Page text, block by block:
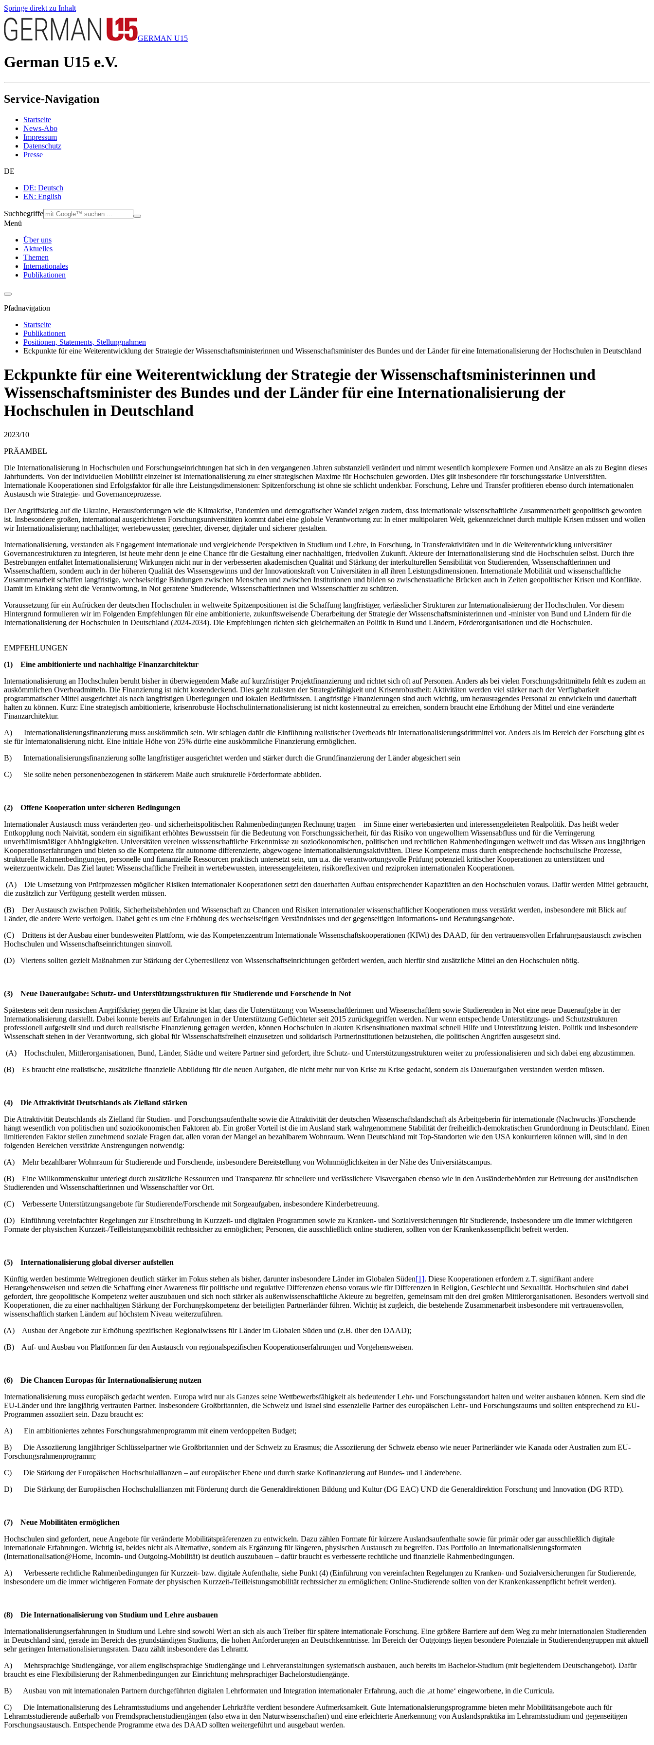
Springe direkt zu Inhalt
GERMAN U15
German U15 e.V.
Service-Navigation
Startseite
News-Abo
Impressum
Datenschutz
Presse
DE
DE: Deutsch
EN: English
Suchbegriffe
Menü
Über uns
Aktuelles
Themen
Internationales
Publikationen
Pfadnavigation
Startseite
Publikationen
Positionen, Statements, Stellungnahmen
Eckpunkte für eine Weiterentwicklung der Strategie der Wissenschaftsministerinnen und Wissenschaftsminister des Bundes und der Länder für eine Internationalisierung der Hochschulen in Deutschland
Eckpunkte für eine Weiterentwicklung der Strategie der Wissenschaftsministerinnen und
Wissenschaftsminister des Bundes und der Länder für eine Internationalisierung der
Hochschulen in Deutschland
2023/10
PRÄAMBEL
Die Internationalisierung in Hochschulen und Forschungseinrichtungen hat sich in den vergangenen Jahren substanziell verändert und nimmt wesentlich komplexere Formen und Ansätze an als zu Beginn dieses
Jahrhunderts. Von der individuellen Mobilität einzelner ist Internationalisierung zu einer strategischen Maxime für Hochschulen geworden. Dies gilt insbesondere für forschungsstarke Universitäten.
Internationale Kooperationen sind Erfolgsfaktor für alle ihre Leistungsdimensionen: Spitzenforschung ist ohne sie schlicht undenkbar. Forschung, Lehre und Transfer profitieren ebenso durch internationalen
Austausch wie Strategie- und Governanceprozesse.
Der Angriffskrieg auf die Ukraine, Herausforderungen wie die Klimakrise, Pandemien und demografischer Wandel zeigen zudem, dass internationale wissenschaftliche Zusammenarbeit geopolitisch geworden
ist. Insbesondere großen, international ausgerichteten Forschungsuniversitäten kommt dabei eine globale Verantwortung zu: In einer multipolaren Welt, gekennzeichnet durch multiple Krisen müssen und wollen
wir Internationalisierung nachhaltiger, wertebewusster, gerechter, diverser, digitaler und sicherer gestalten.
Internationalisierung, verstanden als Engagement internationale und vergleichende Perspektiven in Studium und Lehre, in Forschung, in Transferaktivitäten und in die Weiterentwicklung universitärer
Governancestrukturen zu integrieren, ist heute mehr denn je eine Chance für die Gestaltung einer nachhaltigen, friedvollen Zukunft. Akteure der Internationalisierung sind die Hochschulen selbst. Durch ihre
Bestrebungen entfaltet Internationalisierung Wirkungen nicht nur in der verbesserten akademischen Qualität und Stärkung der interkulturellen Sensibilität von Studierenden, Wissenschaftlerinnen und
Wissenschaftlern, sondern auch in der höheren Qualität des Wissensgewinns und der Innovationskraft von Universitäten in all ihren Leistungsdimensionen. Internationale Mobilität und wissenschaftliche
Zusammenarbeit schaffen langfristige, wechselseitige Bindungen zwischen Menschen und zwischen Institutionen und bilden so zwischenstaatliche Brücken auch in Zeiten geopolitischer Krisen und Konflikte.
Damit im Einklang steht die Verantwortung, in Not geratene Studierende, Wissenschaftlerinnen und Wissenschaftler zu schützen.
Voraussetzung für ein Aufrücken der deutschen Hochschulen in weltweite Spitzenpositionen ist die Schaffung langfristiger, verlässlicher Strukturen zur Internationalisierung der Hochschulen. Vor diesem
Hintergrund formulieren wir im Folgenden Empfehlungen für eine ambitionierte, zukunftsweisende Überarbeitung der Strategie der Wissenschaftsministerinnen und -minister von Bund und Ländern für die
Internationalisierung der Hochschulen in Deutschland (2024-2034). Die Empfehlungen richten sich gleichermaßen an Politik in Bund und Ländern, Förderorganisationen und die Hochschulen.
EMPFEHLUNGEN
(1) Eine ambitionierte und nachhaltige Finanzarchitektur
Internationalisierung an Hochschulen beruht bisher in überwiegendem Maße auf kurzfristiger Projektfinanzierung und richtet sich oft auf Personen. Anders als bei vielen Forschungsdrittmitteln fehlt es zudem an
auskömmlichen Overheadmitteln. Die Finanzierung ist nicht kostendeckend. Dies geht zulasten der Strategiefähigkeit und Krisenrobustheit: Aktivitäten werden viel stärker nach der Verfügbarkeit
programmatischer Mittel ausgerichtet als nach langfristigen Überlegungen und lokalen Bedürfnissen. Langfristige Finanzierungen sind auch wichtig, um herausragendes Personal zu entwickeln und dauerhaft
halten zu können. Kurz: Eine strategisch ambitionierte, krisenrobuste Hochschulinternationalisierung ist nicht kostenneutral zu erreichen, sondern braucht eine Erhöhung der Mittel und eine veränderte
Finanzarchitektur.
A) Internationalisierungsfinanzierung muss auskömmlich sein. Wir schlagen dafür die Einführung realistischer Overheads für Internationalisierungsdrittmittel vor. Anders als im Bereich der Forschung gibt es
sie für Internatonalisierung nicht. Eine initiale Höhe von 25% dürfte eine auskömmliche Finanzierung ermöglichen.
B) Internationalisierungsfinanzierung sollte langfristiger ausgerichtet werden und stärker durch die Grundfinanzierung der Länder abgesichert sein
C) Sie sollte neben personenbezogenen in stärkerem Maße auch strukturelle Förderformate abbilden.
(2) Offene Kooperation unter sicheren Bedingungen
Internationaler Austausch muss veränderten geo- und sicherheitspolitischen Rahmenbedingungen Rechnung tragen – im Sinne einer wertebasierten und interessengeleiteten Realpolitik. Das heißt weder
Entkopplung noch Naivität, sondern ein signifikant erhöhtes Bewusstsein für die Bedeutung von Forschungssicherheit, für das Risiko von ungewolltem Wissensabfluss und für die Verringerung
unverhältnismäßiger Abhängigkeiten. Universitäten vereinen wisssenschaftliche Erkenntnisse zu sozioökonomischen, politischen und rechtlichen Rahmenbedingungen weltweit und das Wissen aus langjährigen
Kooperationserfahrungen und bieten so die Kompetenz für autonome differenzierte, abgewogene Internationalisierungsaktivitäten. Diese Kompetenz muss durch entsprechende hochschulische Prozesse,
strukturelle Rahmenbedingungen, personelle und fiananzielle Ressourcen praktisch untersetzt sein, um u.a. die verantwortungsvolle Prüfung potenziell kritischer Kooperationen zu unterstützen und
weiterzuentwickeln. Das Ziel lautet: Wissenschaftliche Freiheit in wertebewussten, interessengeleiteten, risikoreflexiven und reziproken internationalen Kooperationen.
(A) Die Umsetzung von Prüfprozessen möglicher Risiken internationaler Kooperationen setzt den dauerhaften Aufbau entsprechender Kapazitäten an den Hochschulen voraus. Dafür werden Mittel gebraucht,
die zusätzlich zur Verfügung gestellt werden müssen.
(B) Der Austausch zwischen Politik, Sicherheitsbehörden und Wissenschaft zu Chancen und Risiken internationaler wissenschaftlicher Kooperationen muss verstärkt werden, insbesondere mit Blick auf
Länder, die andere Werte verfolgen. Dabei geht es um eine Erhöhung des wechselseitigen Verständnisses und der gegenseitigen Informations- und Beratungsangebote.
(C) Drittens ist der Ausbau einer bundesweiten Plattform, wie das Kompetenzzentrum Internationale Wissenschaftskooperationen (KIWi) des DAAD, für den vertrauensvollen Erfahrungsaustausch zwischen
Hochschulen und Wissenschaftseinrichtungen sinnvoll.
(D) Viertens sollten gezielt Maßnahmen zur Stärkung der Cyberresilienz von Wissenschaftseinrichtungen gefördert werden, auch hierfür sind zusätzliche Mittel an den Hochschulen nötig.
(3) Neue Daueraufgabe: Schutz- und Unterstützungsstrukturen für Studierende und Forschende in Not
Spätestens seit dem russischen Angriffskrieg gegen die Ukraine ist klar, dass die Unterstützung von Wissenschaftlerinnen und Wissenschaftlern sowie Studierenden in Not eine neue Daueraufgabe in der
Internationalisierung darstellt. Dabei konnte bereits auf Erfahrungen in der Unterstützung Geflüchteter seit 2015 zurückgegriffen werden. Nur wenn entspechende Unterstützungs- und Schutzstrukturen
professionell aufgestellt sind und durch realistische Finanzierung getragen werden, können Hochschulen in akuten Krisensituationen maximal schnell Hilfe und Unterstützung leisten. Politik und insbesondere
Wissenschaft stehen in der Verantwortung, sich global für Wissenschaftsfreiheit einzusetzen und solidarisch Partnerinstitutionen beizustehen, die politischen Angriffen ausgesetzt sind.
(A) Hochschulen, Mittlerorganisationen, Bund, Länder, Städte und weitere Partner sind gefordert, ihre Schutz- und Unterstützungsstrukturen weiter zu professionalisieren und sich dabei eng abzustimmen.
(B) Es braucht eine realistische, zusätzliche finanzielle Abbildung für die neuen Aufgaben, die nicht mehr nur von Krise zu Krise gedacht, sondern als Daueraufgaben verstanden werden müssen.
(4) Die Attraktivität Deutschlands als Zielland stärken
Die Attraktivität Deutschlands als Zielland für Studien- und Forschungsaufenthalte sowie die Attraktivität der deutschen Wissenschaftslandschaft als Arbeitgeberin für internationale (Nachwuchs-)Forschende
hängt wesentlich von politischen und sozioökonomischen Faktoren ab. Ein großer Vorteil ist die im Ausland stark wahrgenommene Stabilität der freiheitlich-demokratischen Grundordnung in Deutschland. Einen
limitierenden Faktor stellen zunehmend soziale Fragen dar, allen voran der Mangel an bezahlbarem Wohnraum. Wenn Deutschland mit Top-Standorten wie den USA konkurrieren können will, sind in den
folgenden Bereichen verstärkte Anstrengungen notwendig:
(A) Mehr bezahlbarer Wohnraum für Studierende und Forschende, insbesondere Bereitstellung von Wohnmöglichkeiten in der Nähe des Universitätscampus.
(B) Eine Willkommenskultur unterlegt durch zusätzliche Ressourcen und Transparenz für schnellere und verlässlichere Visavergaben ebenso wie in den Ausländerbehörden zur Betreuung der ausländischen
Studierenden und Wissenschaftlerinnen und Wissenschaftler vor Ort.
(C) Verbesserte Unterstützungsangebote für Studierende/Forschende mit Sorgeaufgaben, insbesondere Kinderbetreuung.
(D) Einführung vereinfachter Regelungen zur Einschreibung in Kurzzeit- und digitalen Programmen sowie zu Kranken- und Sozialversicherungen für Studierende, insbesondere um die immer wichtigeren
Formate der physischen Kurzzeit-/Teilleistungsmobilität rechtssicher zu ermöglichen; Personen, die ausschließlich online studieren, sollten von der Krankenkassenpflicht befreit werden.
(5) Internationalisierung global diverser aufstellen
Künftig werden bestimmte Weltregionen deutlich stärker im Fokus stehen als bisher, darunter insbesondere Länder im Globalen Süden[1]. Diese Kooperationen erfordern z.T. signifikant andere
Herangehensweisen und setzen die Schaffung einer Awareness für politische und regulative Differenzen ebenso voraus wie für Differenzen in Religion, Geschlecht und Sexualität. Hochschulen sind dabei
gefordert, ihre geopolitische Kompetenz weiter auszubauen und sich noch stärker als außenwissenschaftliche Akteure zu begreifen, gemeinsam mit den drei großen Mittlerorganisationen. Besonders wertvoll sind
Kooperationen, die zu einer nachhaltigen Stärkung der Forchungskompetenz der beteiligten Partnerländer führen. Wichtig ist zugleich, die bestehende Zusammenarbeit insbesondere mit vertrauensvollen,
wissenschaftlich starken Ländern auf höchstem Niveau weiterzuführen.
(A) Ausbau der Angebote zur Erhöhung spezifischen Regionalwissens für Länder im Globalen Süden und (z.B. über den DAAD);
(B) Auf- und Ausbau von Plattformen für den Austausch von regionalspezifischen Kooperationserfahrungen und Vorgehensweisen.
(6) Die Chancen Europas für Internationalisierung nutzen
Internationalisierung muss europäisch gedacht werden. Europa wird nur als Ganzes seine Wettbewerbsfähigkeit als bedeutender Lehr- und Forschungsstandort halten und weiter ausbauen können. Kern sind die
EU-Länder und ihre langjährig vertrauten Partner. Insbesondere Großbritannien, die Schweiz und Israel sind essenzielle Partner des europäischen Lehr- und Forschungsraums und sollten entsprechend zu EU-
Programmen assoziiert sein. Dazu braucht es:
A) Ein ambitioniertes zehntes Forschungsrahmenprogramm mit einem verdoppelten Budget;
B) Die Assoziierung langjähriger Schlüsselpartner wie Großbritannien und der Schweiz zu Erasmus; die Assoziierung der Schweiz ebenso wie neuer Partnerländer wie Kanada oder Australien zum EU-
Forschungsrahmenprogramm;
C) Die Stärkung der Europäischen Hochschulallianzen – auf europäischer Ebene und durch starke Kofinanzierung auf Bundes- und Länderebene.
D) Die Stärkung der Europäischen Hochschulallianzen mit Förderung durch die Generaldirektionen Bildung und Kultur (DG EAC) UND die Generaldirektion Forschung und Innovation (DG RTD).
(7) Neue Mobilitäten ermöglichen
Hochschulen sind gefordert, neue Angebote für veränderte Mobilitätspräferenzen zu entwickeln. Dazu zählen Formate für kürzere Auslandsaufenthalte sowie für primär oder gar ausschließlich digitale
internationale Erfahrungen. Wichtig ist, beides nicht als Alternative, sondern als Ergänzung für längeren, physischen Austausch zu begreifen. Das Portfolio an Internationalisierungsformaten
(Internationalisation@Home, Incomin- und Outgoing-Mobilität) ist deutlich auszubauen – dafür braucht es verbesserte rechtliche und finanzielle Rahmenbedingungen.
A) Verbesserte rechtliche Rahmenbedingungen für Kurzzeit- bzw. digitale Aufenthalte, siehe Punkt (4) (Einführung von vereinfachten Regelungen zu Kranken- und Sozialversicherungen für Studierende,
insbesondere um die immer wichtigeren Formate der physischen Kurzzeit-/Teilleistungsmobilität rechtssicher zu ermöglichen; Online-Studierende sollten von der Krankenkassenpflicht befreit werden).
(8) Die Internationalisierung von Studium und Lehre ausbauen
Internationalisierungserfahrungen in Studium und Lehre sind sowohl Wert an sich als auch Treiber für spätere internationale Forschung. Eine größere Barriere auf dem Weg zu mehr internationalen Studierenden
in Deutschland sind, gerade im Bereich des grundständigen Studiums, die hohen Anforderungen an Deutschkenntnisse. Im Bereich der Outgoings liegen besondere Potenziale in Studierendengruppen mit aktuell
sehr geringen Internationalisierungsraten. Dazu zählt insbesondere das Lehramt.
A) Mehrsprachige Studiengänge, vor allem englischsprachige Studiengänge und Lehrveranstaltungen systematisch ausbauen, auch bereits im Bachelor-Studium (mit begleitendem Deutschangebot). Dafür
braucht es eine Flexibilisierung der Rahmenbedingungen zur Einrichtung mehrsprachiger Bachelorstudiengänge.
B) Ausbau von mit internationalen Partnern durchgeführten digitalen Lehrformaten und Integration internationaler Erfahrung, auch die ‚at home‘ eingeworbene, in die Curricula.
C) Die Internationalisierung des Lehramtsstudiums und angehender Lehrkräfte verdient besondere Aufmerksamkeit. Gute Internationalsierungsprogramme bieten mehr Mobilitätsangebote auch für
Lehramtsstudierende außerhalb von Fremdsprachenstudiengängen (also etwa in den Naturwissenschaften) und eine erleichterte Anerkennung von Auslandspraktika im Lehramtsstudium und gegenseitigen
Forschungsaustausch. Entspechende Programme etwa des DAAD sollten weitergeführt und ausgebaut werden.